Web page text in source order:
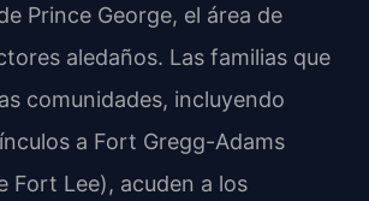
Prince George, el área de
aledaños. Las familias que
comunidades, incluyendo
a Fort Gregg-Adams
Fort Lee), acuden a los